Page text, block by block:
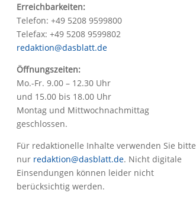
Erreichbarkeiten:
Telefon: +49 5208 9599800
Telefax: +49 5208 9599802
redaktion@dasblatt.de
Öffnungszeiten:
Mo.-Fr. 9.00 – 12.30 Uhr
und 15.00 bis 18.00 Uhr
Montag und Mittwochnachmittag
geschlossen.
Für redaktionelle Inhalte verwenden Sie bitte
nur redaktion@dasblatt.de. Nicht digitale
Einsendungen können leider nicht
berücksichtig werden.